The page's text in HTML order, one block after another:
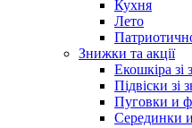
Кухня
Лето
Знижки та акції
Екошкіра
Підвіски зі
Пуговки и
Серединки